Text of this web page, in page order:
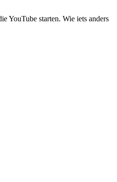
YouTube starten. Wie iets anders